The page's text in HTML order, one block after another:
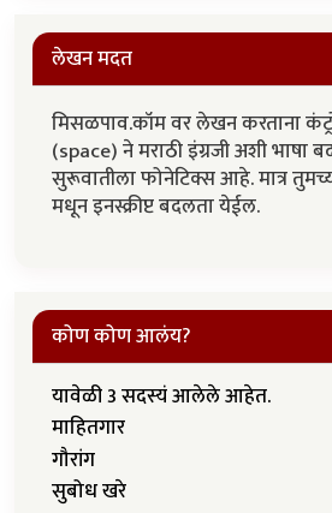
लेखन मदत
मिसळपाव.कॉम वर लेखन करताना
(space) ने मराठी इंग्रजी अशी भाषा
सुरूवातीला फोनेटिक्स आहे. मात्र
मधून इनस्क्रीप्ट बदलता येईल.
कोण कोण आलंय?
यावेळी 3 सदस्यं आलेले आहेत.
माहितगार
गौरांग
सुबोध खरे